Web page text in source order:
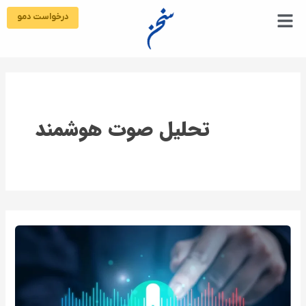
درخواست دمو
تحلیل صوت هوشمند